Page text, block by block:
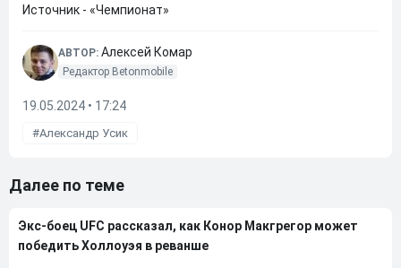
Источник - «Чемпионат»
АВТОР: Алексей Комар
Редактор Betonmobile
19.05.2024 • 17:24
Александр Усик
Далее по теме
Экс-боец UFC рассказал, как Конор Макгрегор может
победить Холлоуэя в реванше